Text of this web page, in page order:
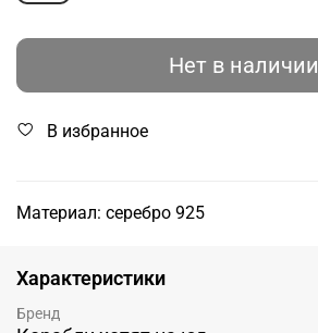
Нет в наличии
В избранное
Материал: серебро 925
Характеристики
Бренд